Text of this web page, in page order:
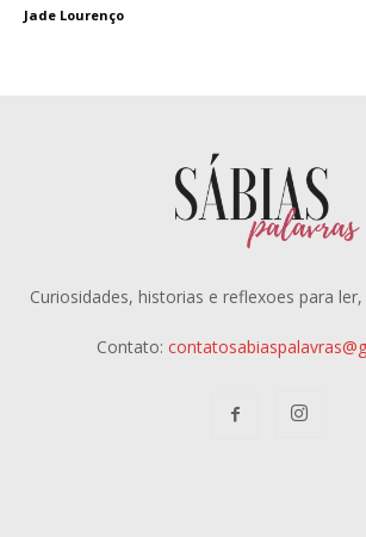
Jade Lourenço
Curiosidades, historias e reflexoes para
Contato: